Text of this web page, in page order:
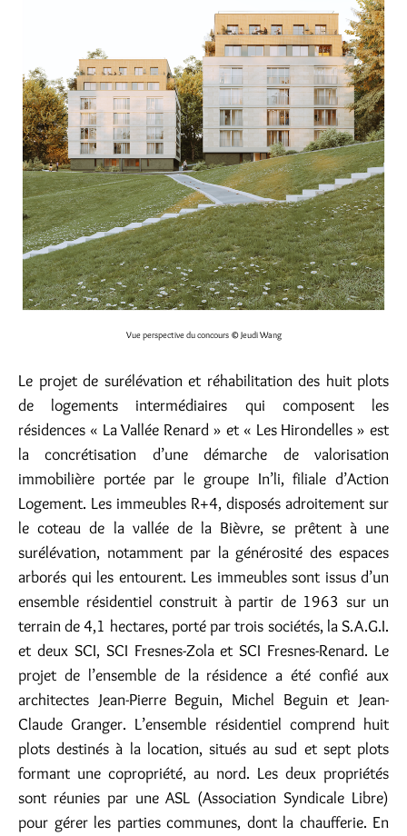
Vue perspective du concours © Jeudi Wang
Le projet de surélévation et réhabilitation des huit plots
de logements intermédiaires qui composent les
résidences « La Vallée Renard » et « Les Hirondelles » est
la concrétisation d’une démarche de valorisation
immobilière portée par le groupe In’li, filiale d’Action
Logement. Les immeubles R+4, disposés adroitement sur
le coteau de la vallée de la Bièvre, se prêtent à une
surélévation, notamment par la générosité des espaces
arborés qui les entourent. Les immeubles sont issus d’un
ensemble résidentiel construit à partir de 1963 sur un
terrain de 4,1 hectares, porté par trois sociétés, la S.A.G.I.
et deux SCI, SCI Fresnes-Zola et SCI Fresnes-Renard. Le
projet de l’ensemble de la résidence a été confié aux
architectes Jean-Pierre Beguin, Michel Beguin et Jean-
Claude Granger. L’ensemble résidentiel comprend huit
plots destinés à la location, situés au sud et sept plots
formant une copropriété, au nord. Les deux propriétés
sont réunies par une ASL (Association Syndicale Libre)
pour gérer les parties communes, dont la chaufferie. En